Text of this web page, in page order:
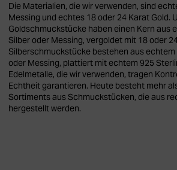
Die Materialien, die wir verwenden, sind
Messing und echtes 18 oder 24 Karat Gold.
Goldschmuckstücke haben einen Kern aus
Silber oder Messing, vergoldet mit 18 oder
Silberschmuckstücke bestehen aus echtem
oder Messing, plattiert mit echtem 925
Edelmetalle, die wir verwenden, tragen
Echtheit garantieren. Heute besteht mehr
Sortiments aus Schmuckstücken, die aus
hergestellt werden.